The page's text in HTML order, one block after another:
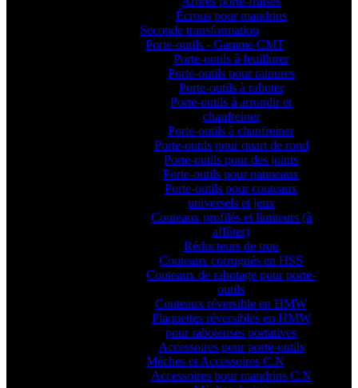
Écrous pour mandrins
Seconde transformation
Porte-outils - Gamme CMT
Porte-outils à feuillurer
Porte-outils pour rainures
Porte-outils à raboter
Porte-outils à arrondir et
chanfreiner
Porte-outils à chanfreiner
Porte-outils pour quart de rond
Porte-outils pour des joints
Porte-outils pour panneaux
Porte-outils pour couteaux
universels et jeux
Couteaux profilés et limiteurs (à
affûter)
Réducteurs de trou
Couteaux corrugués en HSS
Couteaux de rabotage pour porte-
outils
Couteaux réversible en HMW
Plaquettes réversibles en HMW
pour raboteuses portatives
Accessoires pour porte-outils
Mèches et Accessoires C.N
Accessoires pour mandrins C.N